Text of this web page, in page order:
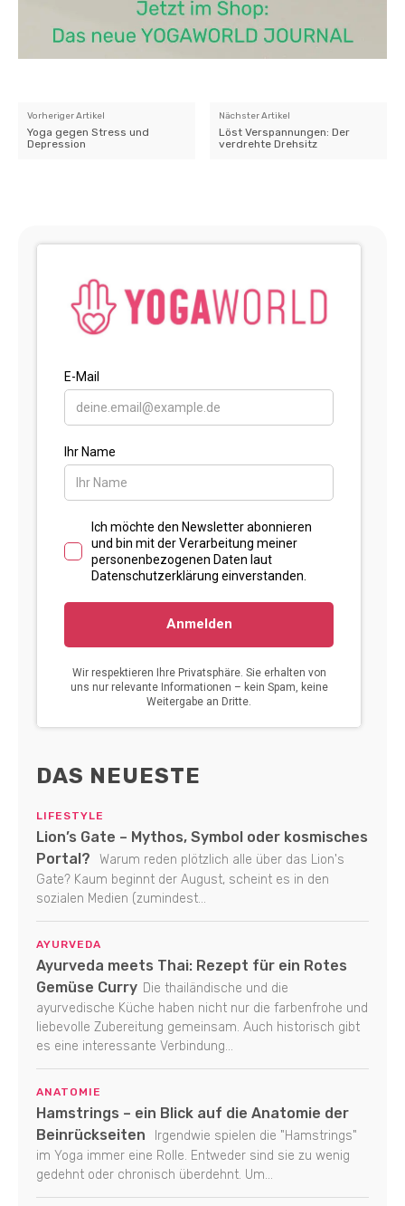
Vorheriger Artikel
Yoga gegen Stress und
Depression
Nächster Artikel
Löst Verspannungen: Der
verdrehte Drehsitz
DAS NEUESTE
LIFESTYLE
Lion’s Gate – Mythos, Symbol oder kosmisches
Portal?
Warum reden plötzlich alle über das Lion's
Gate? Kaum beginnt der August, scheint es in den
sozialen Medien (zumindest...
AYURVEDA
Ayurveda meets Thai: Rezept für ein Rotes
Gemüse Curry Die thailändische und die
ayurvedische Küche haben nicht nur die farbenfrohe und
liebevolle Zubereitung gemeinsam. Auch historisch gibt
es eine interessante Verbindung...
ANATOMIE
Hamstrings – ein Blick auf die Anatomie der
Beinrückseiten
Irgendwie spielen die "Hamstrings"
im Yoga immer eine Rolle. Entweder sind sie zu wenig
gedehnt oder chronisch überdehnt. Um...